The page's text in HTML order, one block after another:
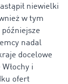
niewielki
w tym
nadal
docelowe
i
ofert